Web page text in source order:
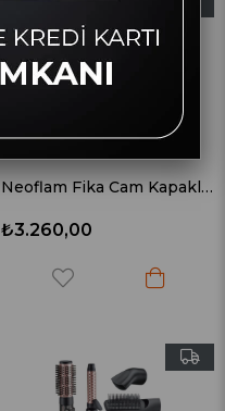
Neoflam Fika Cam Kapaklı Alüminyum Derin Döküm Tencere 26 cm
₺3.260,00